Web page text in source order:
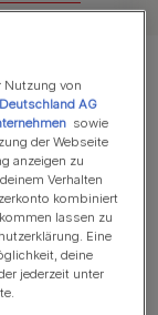
für
Nutzung von
AG
sowie
der Webseite
anzeigen zu
Verhalten
kombiniert
lassen zu
Eine
deine
jederzeit unter